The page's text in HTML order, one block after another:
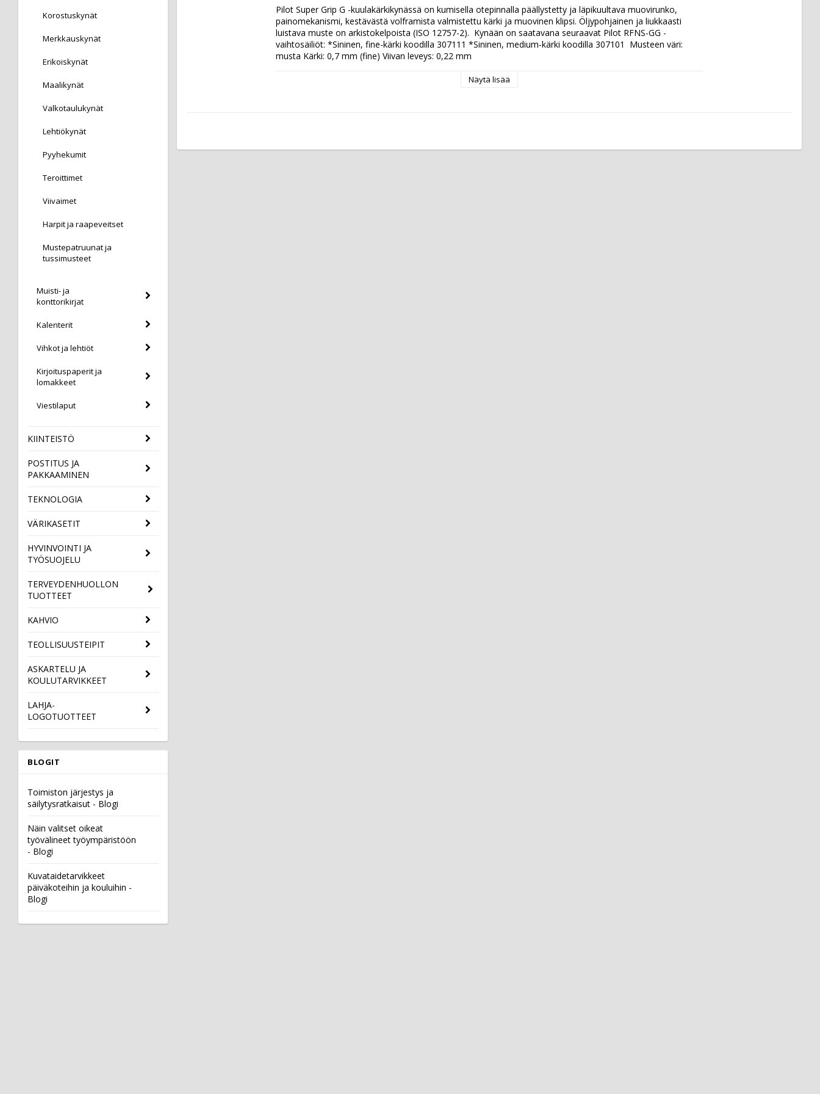
Korostuskynät
Merkkauskynät
Erikoiskynät
Maalikynät
Valkotaulukynät
Lehtiökynät
Pyyhekumit
Teroittimet
Viivaimet
Harpit ja raapeveitset
Mustepatruunat ja
tussimusteet
Muisti- ja
konttorikirjat
Kalenterit
Vihkot ja lehtiöt
Kirjoituspaperit ja
lomakkeet
Viestilaput
KIINTEISTÖ
POSTITUS JA
PAKKAAMINEN
TEKNOLOGIA
VÄRIKASETIT
HYVINVOINTI JA
TYÖSUOJELU
TERVEYDENHUOLLON
TUOTTEET
KAHVIO
TEOLLISUUSTEIPIT
ASKARTELU JA
KOULUTARVIKKEET
LAHJA-
LOGOTUOTTEET
BLOGIT
Toimiston järjestys ja
säilytysratkaisut - Blogi
Näin valitset oikeat
työvälineet työympäristöön
- Blogi
Kuvataidetarvikkeet
päiväkoteihin ja kouluihin -
Blogi
Pilot Super Grip G -kuulakärkikynässä on kumisella otepinnalla päällystetty ja läpikuultava muovirunko,
painomekanismi, kestävästä volframista valmistettu kärki ja muovinen klipsi. Öljypohjainen ja liukkaasti
luistava muste on arkistokelpoista (ISO 12757-2).  Kynään on saatavana seuraavat Pilot RFNS-GG -
vaihtosäiliöt: *Sininen, fine-kärki koodilla 307111 *Sininen, medium-kärki koodilla 307101  Musteen väri:
musta Kärki: 0,7 mm (fine) Viivan leveys: 0,22 mm
Näytä lisää